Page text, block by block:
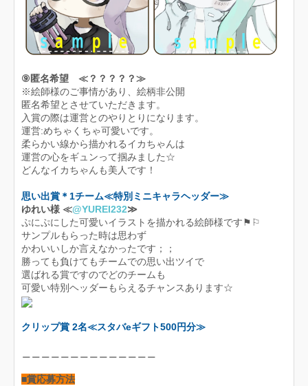
⑨匿名希望 ≪？？？？？≫
※絵師様のご事情があり、絵柄非公開
匿名希望とさせていただきます。
入賞の際は運営とのやりとりになります。
運営:めちゃくちゃ可愛いです。
柔らかい線から描かれるイカちゃんは
運営の心をギュンって掴みました☆
どんなイカちゃんも美人です！
思い出賞＊1チーム≪特別ミニキャラヘッダー≫
ゆれい様 ≪@YUREI232≫
ぷにぷにした可愛いイラストを描かれる絵師様です⚑︎⚐︎
サンプルもらった時は思わず
かわいいしか言えなかったです；；
勝っても負けてもチームでの思い出ツイで
選ばれる賞ですのでどのチームも
可愛い特別ヘッダーもらえるチャンスあります☆
クリップ賞 2名≪スタバeギフト500円分≫
■賞応募方法